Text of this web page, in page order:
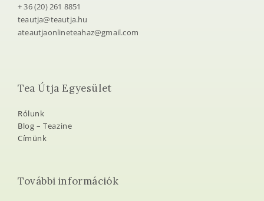
+ 36 (20) 261 8851
teautja@teautja.hu
ateautjaonlineteahaz@gmail.com
Tea Útja Egyesület
Rólunk
Blog – Teazine
Címünk
További információk